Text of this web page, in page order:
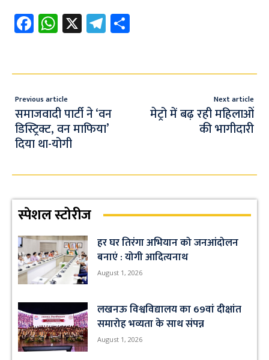
Fa
ce
o
o
k
W
h
s
A
p
p
X Te
le
a e
Previous article
समाजवादी पार्टी ने ‘वन
डिस्ट्रिक्ट, वन माफिया’
दिया था-योगी
Next article
मेट्रो में बढ़ रही महिलाओं
की भागीदारी
स्पेशल स्टोरीज
हर घर तिरंगा अभियान को जनआंदोलन
बनाएं : योगी आदित्यनाथ
August 1, 2026
लखनऊ विश्वविद्यालय का 69वां दीक्षांत
समारोह भव्यता के साथ संपन्न
August 1, 2026